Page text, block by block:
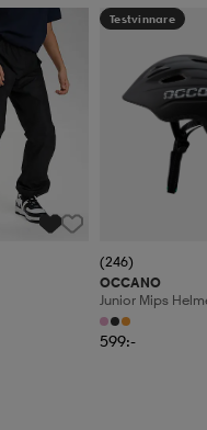
Testvinnare
(246)
OCCANO
Junior Mips
599:-